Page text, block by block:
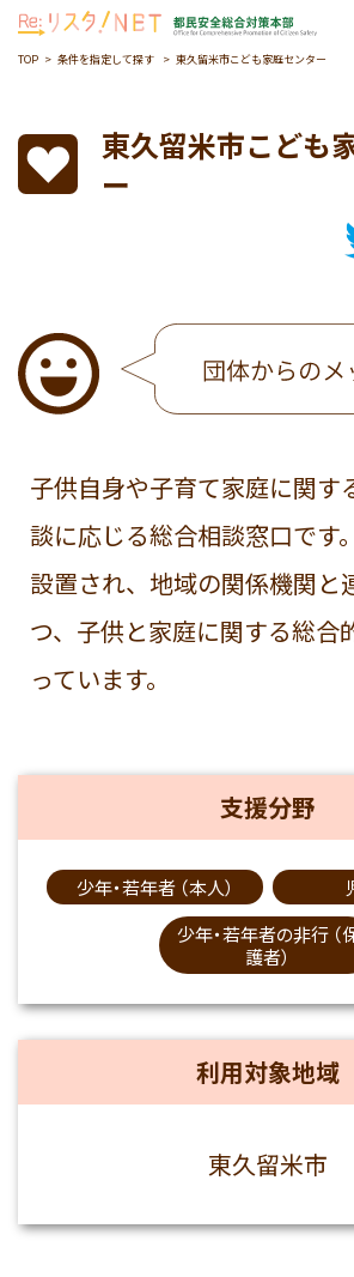
TOP 条件を指定して探す 東久留米市こども家庭センター
東久留米市こども
ー
子供自身や子育て家庭に関す
談に応じる総合相談窓口です
設置され、地域の関係機関と
つ、子供と家庭に関する総合
っています。
支援分野
少年・若年者 （本人）
少年・若年者の非行 （
護者）
利用対象地域
東久留米市